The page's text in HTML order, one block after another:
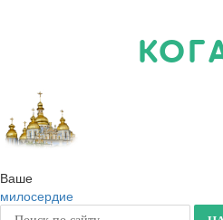
Ваше
милосердие